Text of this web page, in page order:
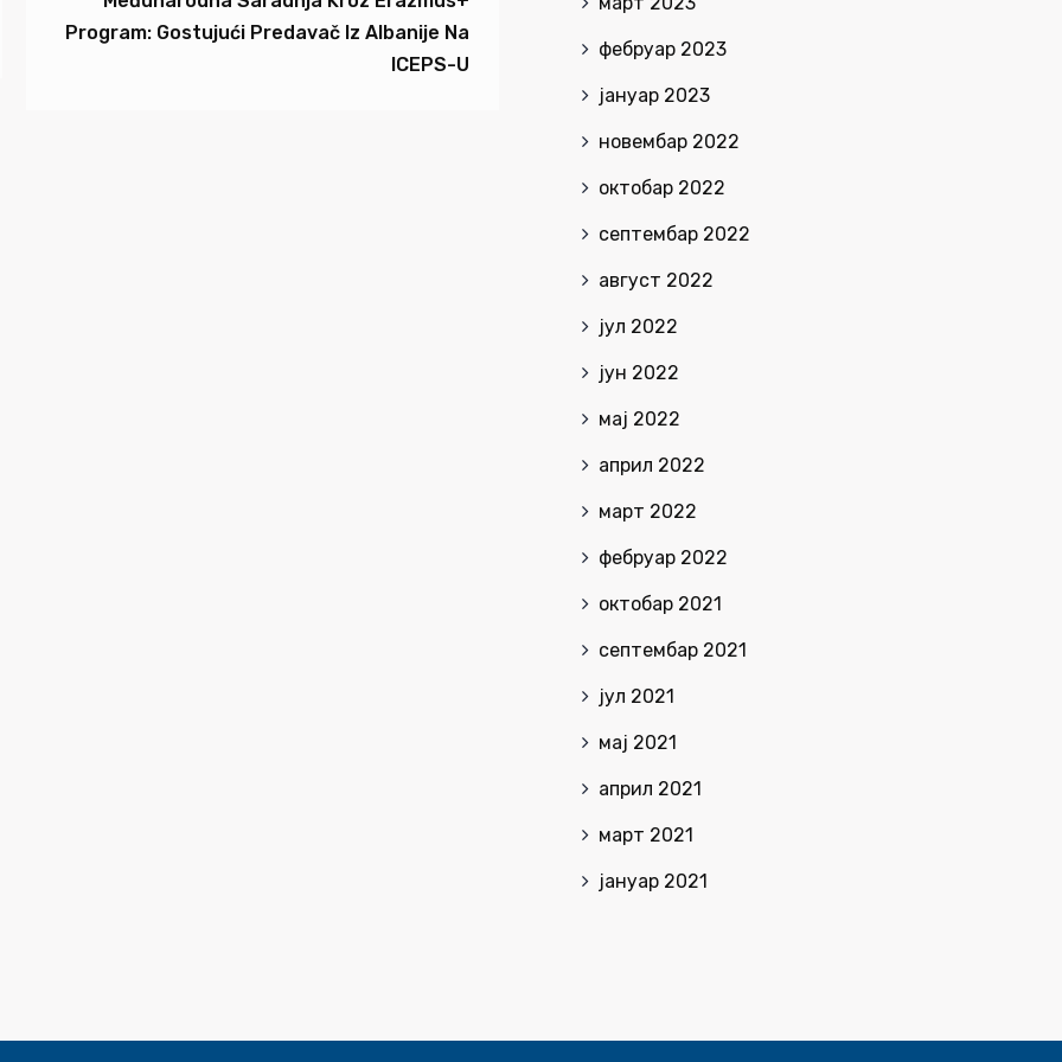
Program: Gostujući Predavač Iz Albanije Na
ICEPS-U
фебруар 2023
јануар 2023
новембар 2022
октобар 2022
септембар 2022
август 2022
јул 2022
јун 2022
мај 2022
април 2022
март 2022
фебруар 2022
октобар 2021
септембар 2021
јул 2021
мај 2021
април 2021
март 2021
јануар 2021